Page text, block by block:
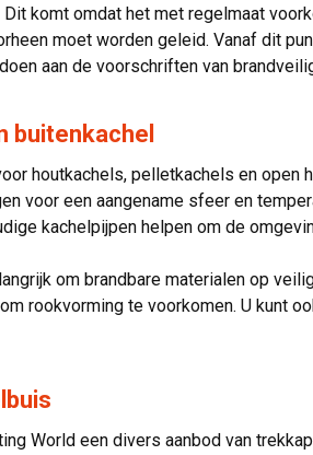
komt omdat het met regelmaat
moet worden geleid. Vanaf dit
aan de voorschriften van
buitenkachel
houtkachels, pelletkachels en open
voor een aangename sfeer en
kachelpijpen helpen om de
om brandbare materialen op
rookvorming te voorkomen. U kunt
World een divers aanbod van